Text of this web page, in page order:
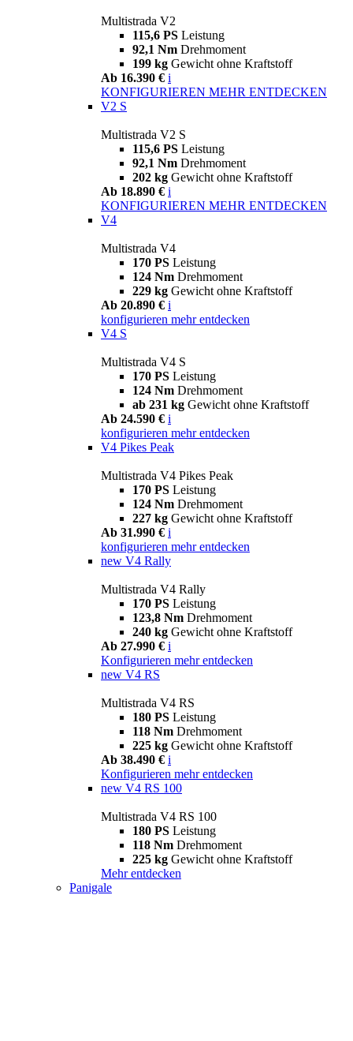
Multistrada V2
115,6 PS Leistung
92,1 Nm Drehmoment
199 kg Gewicht ohne Kraftstoff
Ab 16.390 € i
KONFIGURIEREN MEHR ENTDECKEN
V2 S
Multistrada V2 S
115,6 PS Leistung
92,1 Nm Drehmoment
202 kg Gewicht ohne Kraftstoff
Ab 18.890 € i
KONFIGURIEREN MEHR ENTDECKEN
V4
Multistrada V4
170 PS Leistung
124 Nm Drehmoment
229 kg Gewicht ohne Kraftstoff
Ab 20.890 € i
konfigurieren mehr entdecken
V4 S
Multistrada V4 S
170 PS Leistung
124 Nm Drehmoment
ab 231 kg Gewicht ohne Kraftstoff
Ab 24.590 € i
konfigurieren mehr entdecken
V4 Pikes Peak
Multistrada V4 Pikes Peak
170 PS Leistung
124 Nm Drehmoment
227 kg Gewicht ohne Kraftstoff
Ab 31.990 € i
konfigurieren mehr entdecken
new V4 Rally
Multistrada V4 Rally
170 PS Leistung
123,8 Nm Drehmoment
240 kg Gewicht ohne Kraftstoff
Ab 27.990 € i
Konfigurieren mehr entdecken
new V4 RS
Multistrada V4 RS
180 PS Leistung
118 Nm Drehmoment
225 kg Gewicht ohne Kraftstoff
Ab 38.490 € i
Konfigurieren mehr entdecken
new V4 RS 100
Multistrada V4 RS 100
180 PS Leistung
118 Nm Drehmoment
225 kg Gewicht ohne Kraftstoff
Mehr entdecken
Panigale